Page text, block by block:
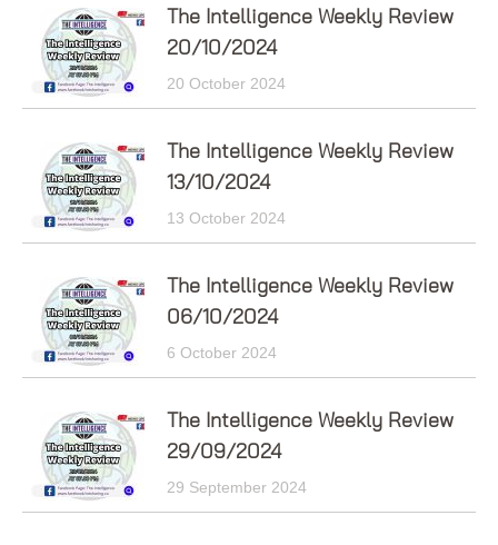
The Intelligence Weekly Review
20/10/2024
20 October 2024
The Intelligence Weekly Review
13/10/2024
13 October 2024
The Intelligence Weekly Review
06/10/2024
6 October 2024
The Intelligence Weekly Review
29/09/2024
29 September 2024